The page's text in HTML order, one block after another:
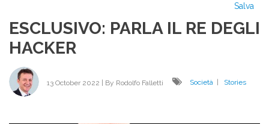
ANCORA
Salva
ESCLUSIVO: PARLA IL RE DEGLI
HACKER
13 October 2022 | By Rodolfo Falletti Società Stories